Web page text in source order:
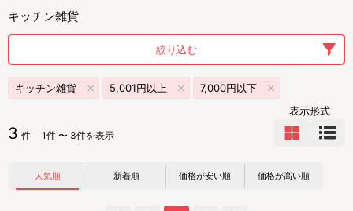
キッチン雑貨
絞り込む
キッチン雑貨 5,001円以上 7,000円以下
3 件 1件 〜 3件を表示
表示形式
人気順 新着順 価格が安い順 価格が高い順